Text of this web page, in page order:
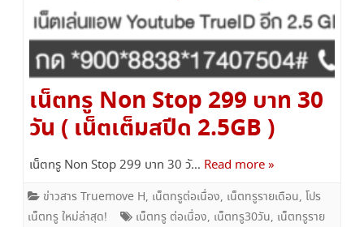
เน็ตทรู Non Stop 299 บาท 30
วัน ( เน็ตเต็มสปีด 2.5GB )
เน็ตทรู Non Stop 299 บาท 30 วั… Read more »
ข่าวสาร Truemove H, เน็ตทรูต่อเนื่อง, เน็ตทรูรายเดือน, โปร
เน็ตทรู ใหม่ล่าสุด!
เน็ตทรู ต่อเนื่อง, เน็ตทรู30วัน, เน็ตทรูราย